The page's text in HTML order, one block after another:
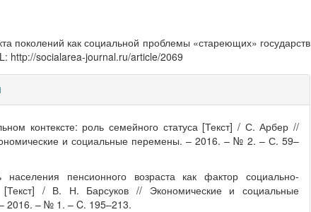
поколений как социальной проблемы «стареющих» государств
http://socialarea-journal.ru/article/2069
контексте: роль семейного статуса [Текст] / С. Арбер //
и социальные перемены. – 2016. – № 2. – С. 59–
пенсионного возраста как фактор социально-
[Текст] / В. Н. Барсуков // Экономические и социальные
2016. – № 1. – C. 195–213.